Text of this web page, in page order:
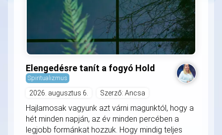
Elengedésre tanít a fogyó Hold
Spiritualizmus
2026. augusztus 6. Szerző: Ancsa
Hajlamosak vagyunk azt várni magunktól, hogy a
hét minden napján, az év minden percében a
legjobb formánkat hozzuk. Hogy mindig teljes